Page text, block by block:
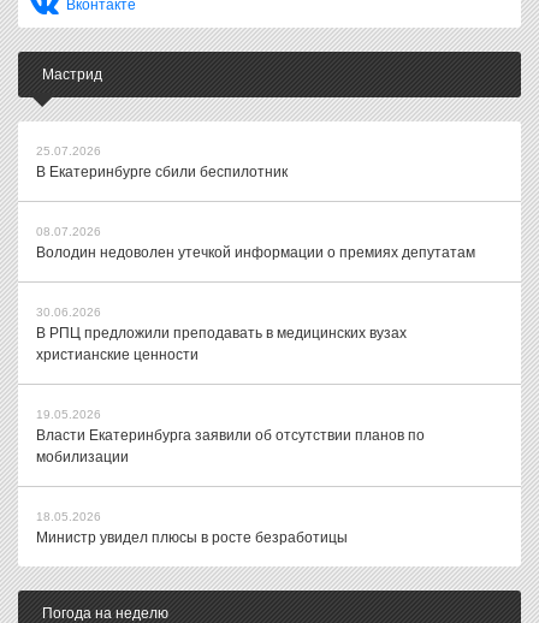
Вконтакте
Мастрид
25.07.2026
В Екатеринбурге сбили беспилотник
08.07.2026
Володин недоволен утечкой информации о премиях депутатам
30.06.2026
В РПЦ предложили преподавать в медицинских вузах
христианские ценности
19.05.2026
Власти Екатеринбурга заявили об отсутствии планов по
мобилизации
18.05.2026
Министр увидел плюсы в росте безработицы
Погода на неделю